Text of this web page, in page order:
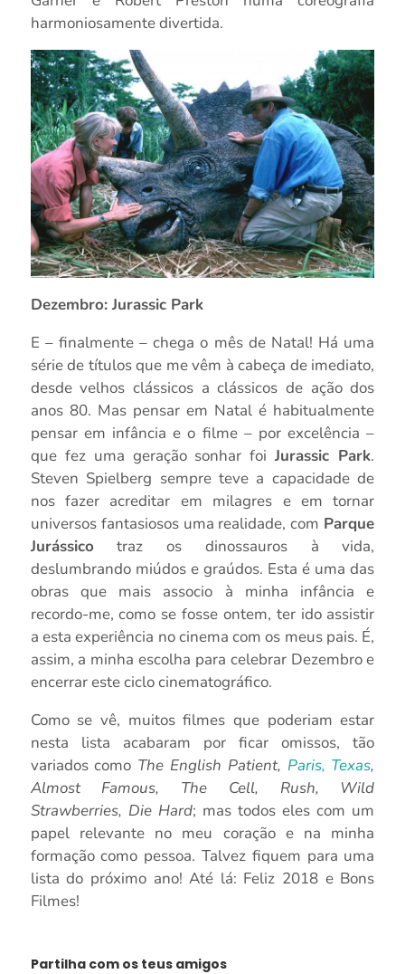
harmoniosamente divertida.
Dezembro: Jurassic Park
E – finalmente – chega o mês de Natal! Há uma
série de títulos que me vêm à cabeça de imediato,
desde velhos clássicos a clássicos de ação dos
anos 80. Mas pensar em Natal é habitualmente
pensar em infância e o filme – por excelência –
que fez uma geração sonhar foiJurassic Park.
Steven Spielberg sempre teve a capacidade de
nos fazer acreditar em milagres e em tornar
universos fantasiosos uma realidade, com Parque
Jurássico traz os dinossauros à vida,
deslumbrando miúdos e graúdos. Esta é uma das
obras que mais associo à minha infância e
recordo-me, como se fosse ontem, ter ido assistir
a esta experiência no cinema com os meus pais. É,
assim, a minha escolha para celebrar Dezembro e
encerrar este ciclo cinematográfico.
Como se vê, muitos filmes que poderiam estar
nesta lista acabaram por ficar omissos, tão
variados como The English Patient, Paris, Texas,
Almost Famous, The Cell, Rush, Wild
Strawberries, Die Hard; mas todos eles com um
papel relevante no meu coração e na minha
formação como pessoa. Talvez fiquem para uma
lista do próximo ano! Até lá: Feliz 2018 e Bons
Filmes!
Partilha com os teus amigos